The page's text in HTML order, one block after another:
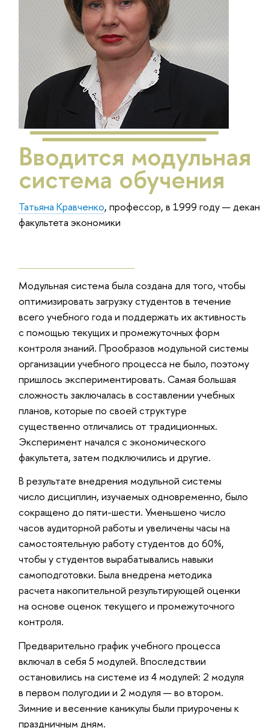
Вводится модульная
система обучения
Татьяна Кравченко, профессор, в 1999 году — декан
факультета экономики
Модульная система была создана для того, чтобы
оптимизировать загрузку студентов в течение
всего учебного года и поддержать их активность
с помощью текущих и промежуточных форм
контроля знаний. Прообразов модульной системы
организации учебного процесса не было, поэтому
пришлось экспериментировать. Самая большая
сложность заключалась в составлении учебных
планов, которые по своей структуре
существенно отличались от традиционных.
Эксперимент начался с экономического
факультета, затем подключились и другие.
В результате внедрения модульной системы
число дисциплин, изучаемых одновременно, было
сокращено до пяти-шести. Уменьшено число
часов аудиторной работы и увеличены часы на
самостоятельную работу студентов до 60%,
чтобы у студентов вырабатывались навыки
самоподготовки. Была внедрена методика
расчета накопительной результирующей оценки
на основе оценок текущего и промежуточного
контроля.
Предварительно график учебного процесса
включал в себя 5 модулей. Впоследствии
остановились на системе из 4 модулей: 2 модуля
в первом полугодии и 2 модуля — во втором.
Зимние и весенние каникулы были приурочены к
праздничным дням.